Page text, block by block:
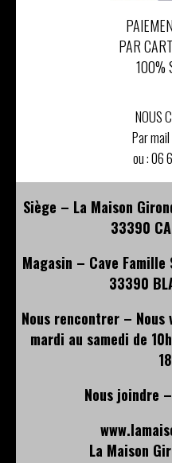
PAR
100%
NOUS
Par
ou :06
Siège – La Maison
33390
Magasin – Cave
33390
Nous rencontrer – Nous
mardi au samedi de
Nous joindre
La Maison